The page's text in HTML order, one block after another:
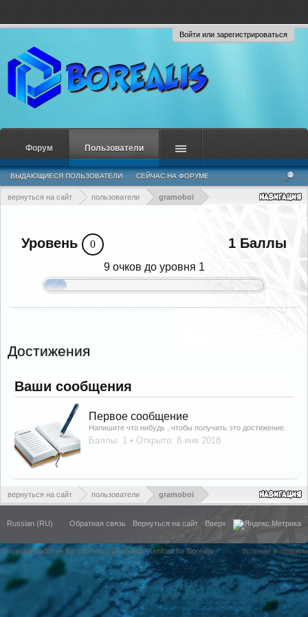
Войти или зарегистрироваться
вернуться на сайт пользователи gramoboi
Уровень 0 1 Баллы
9 очков до уровня 1
Достижения
Ваши сообщения
Первое сообщение
Напишите что нибудь , чтобы получить это достижение.
Баллы: 1 Открыто: 8 янв 2018
вернуться на сайт пользователи gramoboi
Форум Пользователи
ВЫДАЮЩИЕСЯ ПОЛЬЗОВАТЕЛИ СЕЙЧАС НА ФОРУМЕ
НЕДАВНЯЯ АКТИВНОСТЬ НОВЫЕ СООБЩЕНИЯ ПРОФИЛЯ
Russian (RU) Обратная связь Вернуться на сайт Вверх
Стиль разработан Bartolomeo и Dech1moXenforo for Borealis Условия и правила